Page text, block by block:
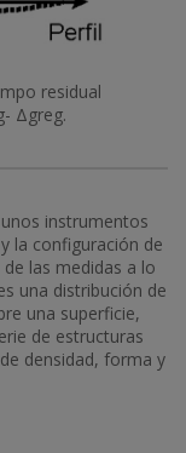
residual
Δgreg.
instrumentos
la configuración de
las medidas a lo
una distribución de
una superficie,
de estructuras
densidad, forma y